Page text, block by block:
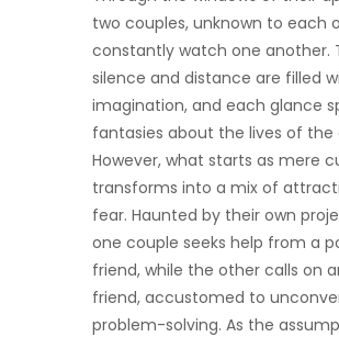
two couples, unknown to each
constantly watch one another.
silence and distance are filled
imagination, and each glance
fantasies about the lives of the
However, what starts as mere
transforms into a mix of
fear. Haunted by their own
one couple seeks help from a
friend, while the other calls on
friend, accustomed to
problem-solving. As the